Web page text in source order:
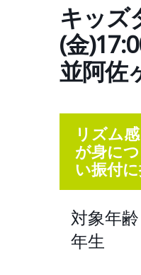
キッズ
(金
並阿佐
リズム
が身に
い振付に
対象年
年生